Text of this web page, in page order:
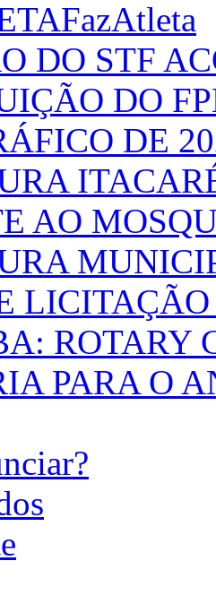
DO STF
DO
DE
AO
LICITAÇÃO
ROTARY
PARA O